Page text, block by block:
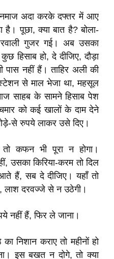
अदा करके दफ्तर में आए
है। पूछा, क्या बात है? बोला-
गुजर गई। अब उसका
हिसाब हो, दे दीजिए, दौड़ा
नहीं हैं। ताहिर अली की
से माल भेजा था, महसूल
साहब के सामने हिसाब पेश
को कई खालों के दाम देने
से रुपये लाकर उसे दिए।
कफन भी पूरा न होगा।
उसका किरिया-करम तो दिल
हैं, सब दे दीजिए। यहाँ तो
लाश दरवज्जे से न उठेगी।
नहीं हैं, फिर ले जाना।
निशान कराए तो महीनों हो
इस बखत न दोगे, तो क्या